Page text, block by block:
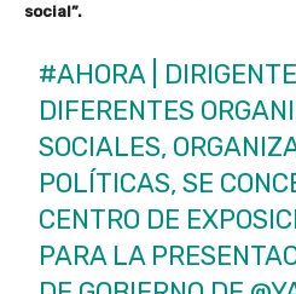
social”.
#AHORA|
DIFERENTES
SOCIALES,
POLÍTICAS, SE
CENTRO DE
PARA LA